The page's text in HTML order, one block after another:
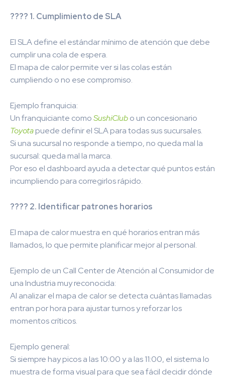
???? 1. Cumplimiento de SLA
El SLA define el estándar mínimo de atención que debe
cumplir una cola de espera.
El mapa de calor permite ver si las colas están
cumpliendo o no ese compromiso.
Ejemplo franquicia:
Un franquiciante comoSushiClubo un concesionario
Toyotapuede definir el SLA para todas sus sucursales.
Si una sucursal no responde a tiempo, no queda mal la
sucursal: queda mal la marca.
Por eso el dashboard ayuda a detectar qué puntos están
incumpliendo para corregirlos rápido.
???? 2. Identificar patrones horarios
El mapa de calor muestra en qué horarios entran más
llamados, lo que permite planificar mejor al personal.
Ejemplo de un Call Center de Atención al Consumidor de
una Industria muy reconocida:
Al analizar el mapa de calor se detecta cuántas llamadas
entran por hora para ajustar turnos y reforzar los
momentos críticos.
Ejemplo general:
Si siempre hay picos a las 10:00 y a las 11:00, el sistema lo
muestra de forma visual para que sea fácil decidir dónde